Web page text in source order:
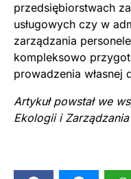
przedsiębiorstwach
usługowych czy w
zarządzania
kompleksowo
prowadzenia własnej
Artykuł powstał we
Ekologii i Zarządzania